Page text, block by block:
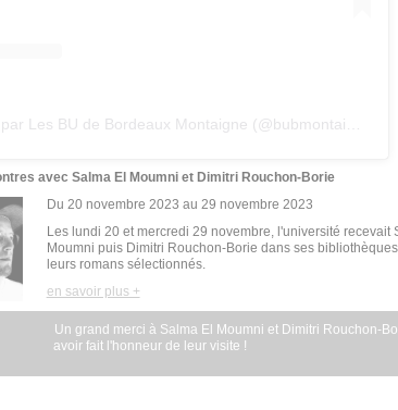
avec Salma El Moumni et Dimitri Rouchon-Borie
Du 20 novembre 2023 au 29 novembre 2023
Les lundi 20 et mercredi 29 novembre, l'université recevait
Moumni puis Dimitri Rouchon-Borie dans ses
leurs romans sélectionnés.
en savoir plus +
Un grand merci à Salma El Moumni et Dimitri Rouchon-
avoir fait l'honneur de leur visite !